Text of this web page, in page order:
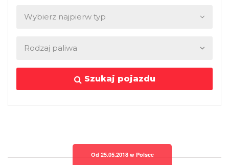
Szukaj pojazdu
Od 25.05.2018 w Polsce